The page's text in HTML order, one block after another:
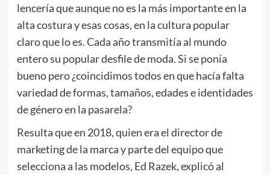
lencería que aunque no es la más importante en la
alta costura y esas cosas, en la cultura popular
claro que lo es. Cada año transmitía al mundo
entero su popular desfile de moda. Si se ponía
bueno pero ¿coincidimos todos en que hacía falta
variedad de formas, tamaños, edades e identidades
de género en la pasarela?
Resulta que en 2018, quien era el director de
marketing de la marca y parte del equipo que
selecciona a las modelos, Ed Razek, explicó al